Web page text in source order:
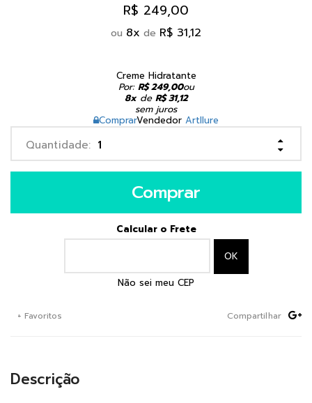
R$ 249,00
ou 8x de R$ 31,12
Creme Hidratante
Por: R$ 249,00ou
8xde R$ 31,12
sem juros
ComprarVendedor Artllure
Comprar
Calcular o Frete
Não sei meu CEP
+ Favoritos Compartilhar
Descrição